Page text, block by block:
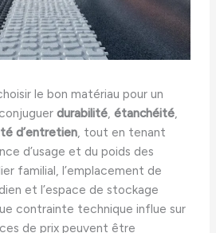
le bon matériau pour un
durabilité,étanchéité,
d’entretien, tout en tenant
d’usage et du poids des
familial, l’emplacement de
et l’espace de stockage
contrainte technique influe sur
de prix peuvent être